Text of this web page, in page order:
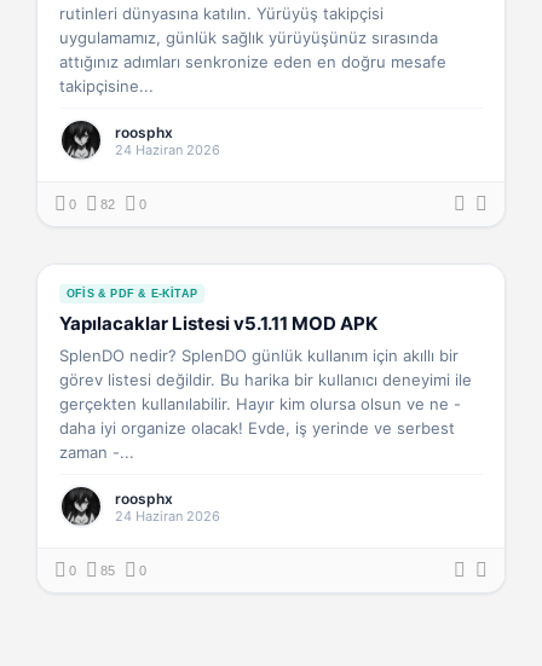
rutinleri dünyasına katılın. Yürüyüş takipçisi
uygulamamız, günlük sağlık yürüyüşünüz sırasında
attığınız adımları senkronize eden en doğru mesafe
takipçisine...
roosphx
24 Haziran 2026
0 82 0
OFIS & PDF & E-KITAP
Yapılacaklar Listesi v5.1.11 MOD APK
SplenDO nedir? SplenDO günlük kullanım için akıllı bir
görev listesi değildir. Bu harika bir kullanıcı deneyimi ile
gerçekten kullanılabilir. Hayır kim olursa olsun ve ne -
daha iyi organize olacak! Evde, iş yerinde ve serbest
zaman -...
roosphx
24 Haziran 2026
0 85 0